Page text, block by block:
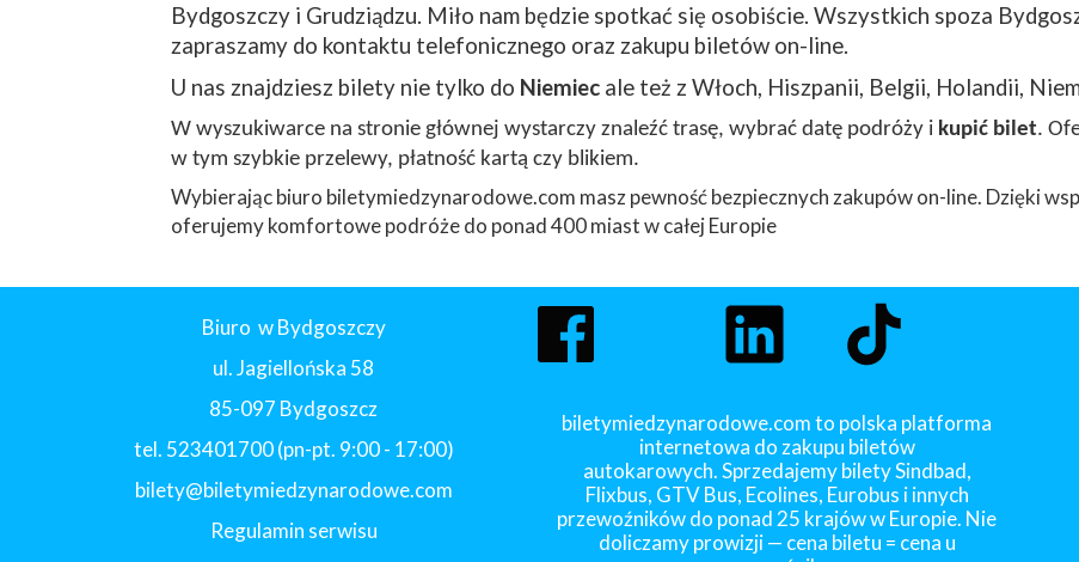
Bydgoszczy i Grudziądzu. Miło nam będzie spotkać się osobiście. Wszystkich spoza
zapraszamy do kontaktu telefonicznego oraz zakupu biletów on-line.
U nas znajdziesz bilety nie tylko do Niemiec ale też z Włoch, Hiszpanii, Belgii, Holandii,
W wyszukiwarce na stronie głównej wystarczy znaleźć trasę, wybrać datę podróży i kupić bilet.
w tym szybkie przelewy, płatność kartą czy blikiem.
Wybierając biuro biletymiedzynarodowe.com masz pewność bezpiecznych zakupów on-line. Dzięki
oferujemy komfortowe podróże do ponad 400 miast w całej Europie
biletymiedzynarodowe.com to polska platforma
internetowa do zakupu biletów
autokarowych. Sprzedajemy bilety Sindbad,
Flixbus, GTV Bus, Ecolines, Eurobus i innych
przewoźników do ponad 25 krajów w Europie. Nie
doliczamy prowizji — cena biletu = cena u
Biuro w Bydgoszczy
ul. Jagiellońska 58
85-097 Bydgoszcz
tel. 523401700 (pn-pt. 9:00 - 17:00)
bilety@biletymiedzynarodowe.com
Regulamin serwisu